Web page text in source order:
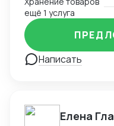
ещё 1 услуга
Написать
Елена